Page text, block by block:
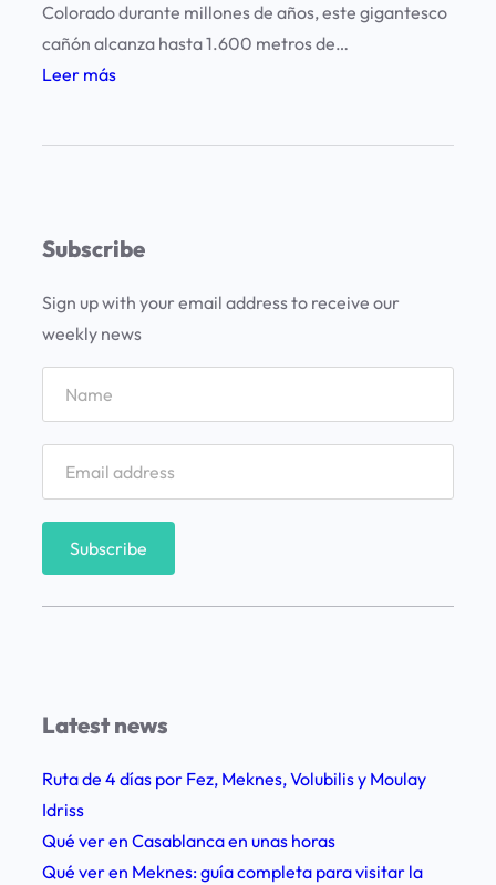
Colorado durante millones de años, este gigantesco
cañón alcanza hasta 1.600 metros de…
Leer más:
r
r
a
C
a
ñ
e
C
l
o
Subscribe
Sign up with your email address to receive our
weekly news
Latest news
Ruta de 4 días por Fez, Meknes, Volubilis y Moulay
Idriss
Qué ver en Casablanca en unas horas
Qué ver en Meknes: guía completa para visitar la